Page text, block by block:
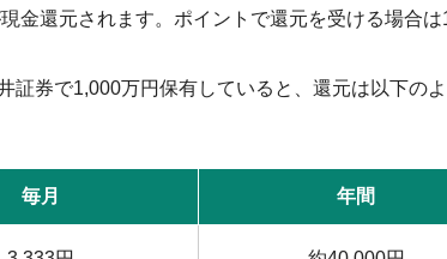
金還元されます。ポイントで還元を受ける場合は
券で1,000万円保有していると、還元は以下の
毎月 年間